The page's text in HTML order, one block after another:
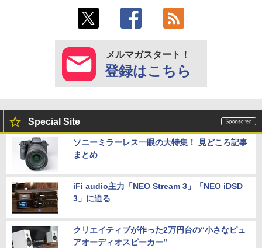
メルマガスタート！
登録はこちら
Special Site
ソニーミラーレス一眼の大特集！ 見どころ記事
まとめ
iFi audio主力「NEO Stream 3」「NEO iDSD
3」に迫る
クリエイティブが作った2万円台の“小さなピュ
アオーディオスピーカー”